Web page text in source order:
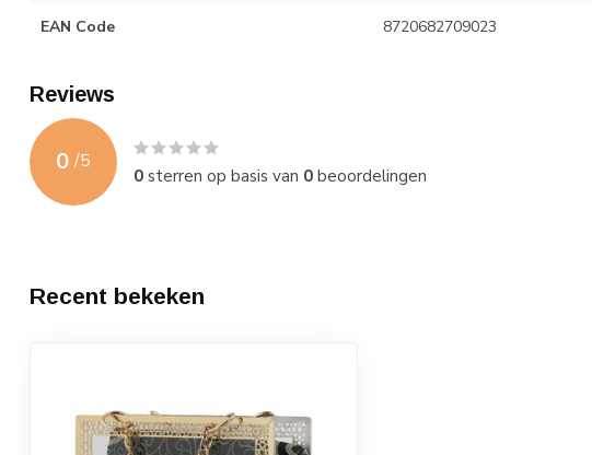
EAN Code 8720682709023
Reviews
0 /5
0sterren op basis van 0beoordelingen
Recent bekeken